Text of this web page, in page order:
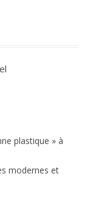
plastique » à
modernes et